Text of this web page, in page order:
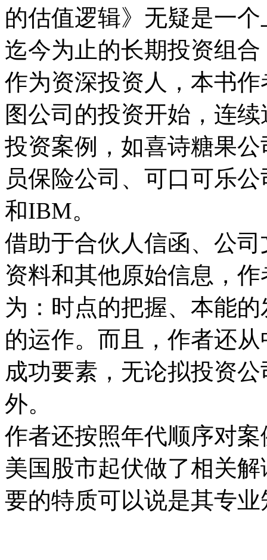
的估值逻辑》无疑是一
迄今为止的长期投资组
作为资深投资人，本书
图公司的投资开始，连
投资案例，如喜诗糖果
员保险公司、可口可乐
和IBM。
借助于合伙人信函、公
资料和其他原始信息，
为：时点的把握、本能
的运作。而且，作者还
成功要素，无论拟投资
外。
作者还按照年代顺序对
美国股市起伏做了相关
要的特质可以说是其专